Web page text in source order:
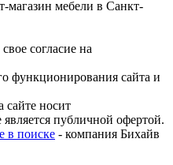
магазин мебели в Санкт-
согласие на
функционирования сайта и
сайте носит
публичной офертой.
в поиске - компания Бихайв